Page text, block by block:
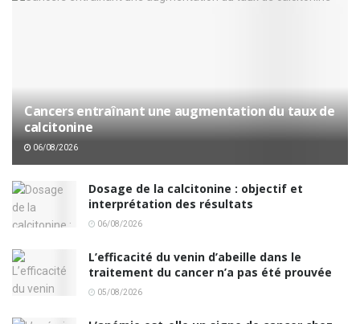
Cancers entraînant une augmentation du taux de
calcitonine
06/08/2026
Dosage de la calcitonine : objectif et
interprétation des résultats
06/08/2026
L’efficacité du venin d’abeille dans le
traitement du cancer n’a pas été prouvée
05/08/2026